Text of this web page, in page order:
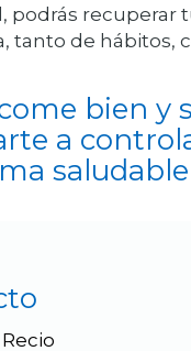
podrás recuperar
tanto de hábitos,
bien y
a
saludable